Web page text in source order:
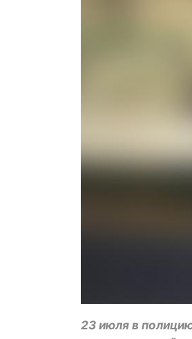
23 июля в